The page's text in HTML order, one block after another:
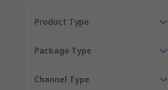
Product Type
Package Type
Channel Type